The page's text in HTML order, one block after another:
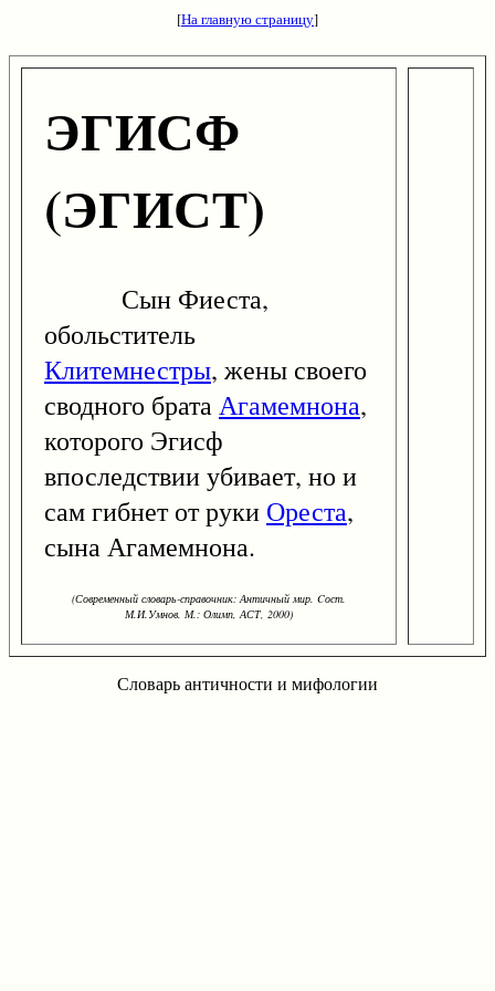
[На главную страницу]
ЭГИСФ
(ЭГИСТ)
Сын Фиеста,
обольститель
Клитемнестры, жены своего
сводного братаАгамемнона,
которого Эгисф
впоследствии убивает, но и
сам гибнет от руки Ореста,
сына Агамемнона.
(Современный словарь-справочник: Античный мир. Cост.
М.И.Умнов. М.: Олимп, АСТ, 2000)
Словарь античности и мифологии